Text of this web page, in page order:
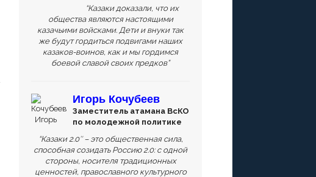
“Казаки доказали, что их
общества являются настоящими
казачьими войсками. Дети и внуки так
же будут гордиться подвигами наших
казаков-воинов, как и мы гордимся
боевой славой своих предков”
Игорь Кочубеев
Заместитель атамана ВсКО
по молодежной политике
“Казаки 2.0″ – это общественная сила,
способная созидать Россию 2.0: с одной
стороны, носителя традиционных
ценностей, православного культурного